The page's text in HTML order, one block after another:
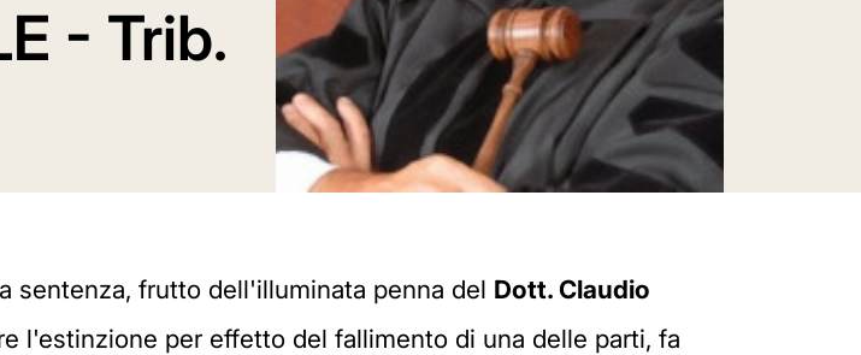
- Trib.
sentenza, frutto dell'illuminata penna del Dott. Claudio
l'estinzione per effetto del fallimento di una delle parti, fa